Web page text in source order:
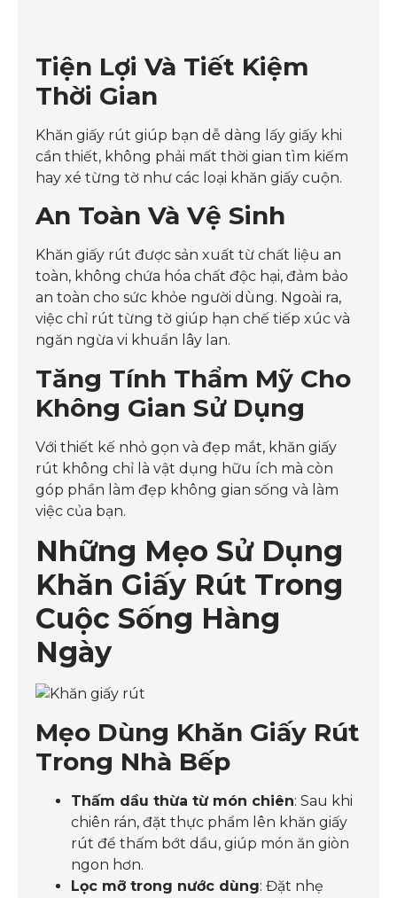
Tiện Lợi Và Tiết Kiệm
Thời Gian
Khăn giấy rút giúp bạn dễ dàng lấy giấy khi
cần thiết, không phải mất thời gian tìm kiếm
hay xé từng tờ như các loại khăn giấy cuộn.
An Toàn Và Vệ Sinh
Khăn giấy rút được sản xuất từ chất liệu an
toàn, không chứa hóa chất độc hại, đảm bảo
an toàn cho sức khỏe người dùng. Ngoài ra,
việc chỉ rút từng tờ giúp hạn chế tiếp xúc và
ngăn ngừa vi khuẩn lây lan.
Tăng Tính Thẩm Mỹ Cho
Không Gian Sử Dụng
Với thiết kế nhỏ gọn và đẹp mắt, khăn giấy
rút không chỉ là vật dụng hữu ích mà còn
góp phần làm đẹp không gian sống và làm
việc của bạn.
Những Mẹo Sử Dụng
Khăn Giấy Rút Trong
Cuộc Sống Hàng
Ngày
Mẹo Dùng Khăn Giấy Rút
Trong Nhà Bếp
Thấm dầu thừa từ món chiên: Sau khi
chiên rán, đặt thực phẩm lên khăn giấy
rút để thấm bớt dầu, giúp món ăn giòn
ngon hơn.
Lọc mỡ trong nước dùng: Đặt nhẹ